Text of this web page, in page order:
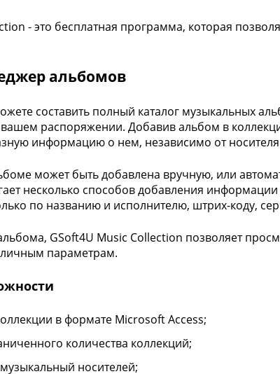
- это бесплатная программа, которая
альбомов
составить полный каталог музыкальных
распоряжении. Добавив альбом в
информацию о нем, независимо от
может быть добавлена вручную, или
несколько способов добавления
по названию и исполнителю, штрих-коду,
GSoft4U Music Collection позволяет
параметрам.
в формате Microsoft Access;
количества коллекций;
носителей;